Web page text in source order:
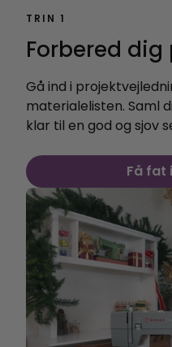
TRIN 1
Forbered
Gå ind i
materialelisten. Saml
klar til en god og sjov
Få fat